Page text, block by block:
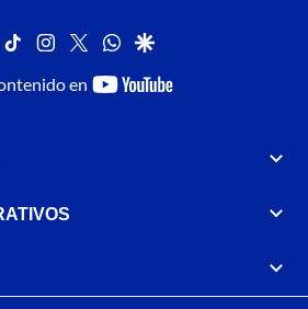
facebook
tiktok instagram
twitterwhatsapp
google
en
youtube-